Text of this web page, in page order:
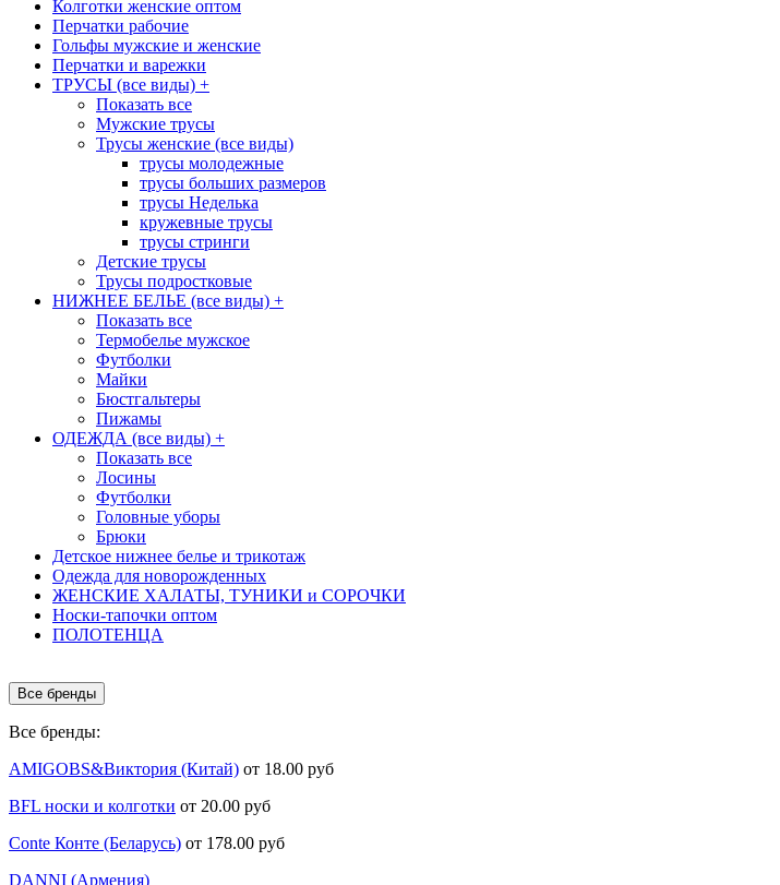
Колготки женские оптом
Перчатки рабочие
Гольфы мужские и женские
Перчатки и варежки
ТРУСЫ (все виды) +
Показать все
Мужские трусы
Трусы женские (все виды)
трусы молодежные
трусы больших размеров
трусы Неделька
кружевные трусы
трусы стринги
Детские трусы
Трусы подростковые
НИЖНЕЕ БЕЛЬЕ (все виды) +
Показать все
Термобелье мужское
Футболки
Майки
Бюстгальтеры
Пижамы
ОДЕЖДА (все виды) +
Показать все
Лосины
Футболки
Головные уборы
Брюки
Детское нижнее белье и трикотаж
Одежда для новорожденных
ЖЕНСКИЕ ХАЛАТЫ, ТУНИКИ и СОРОЧКИ
Носки-тапочки оптом
ПОЛОТЕНЦА
Все бренды
Все бренды:
AMIGOBS&Виктория (Китай) от 18.00 руб
BFL носки и колготки от 20.00 руб
Conte Конте (Беларусь) от 178.00 руб
DANNI (Армения)